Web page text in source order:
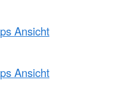
Ansicht
Ansicht